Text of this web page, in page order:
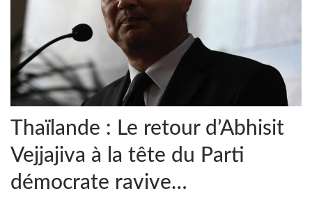
Thaïlande : Le retour d’Abhisit
Vejjajiva à la tête du Parti
démocrate ravive…